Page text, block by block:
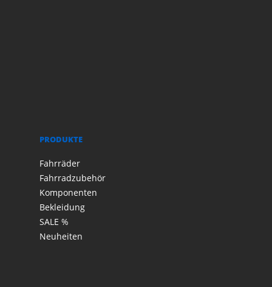
PRODUKTE
Fahrräder
Fahrradzubehör
Komponenten
Bekleidung
SALE %
Neuheiten